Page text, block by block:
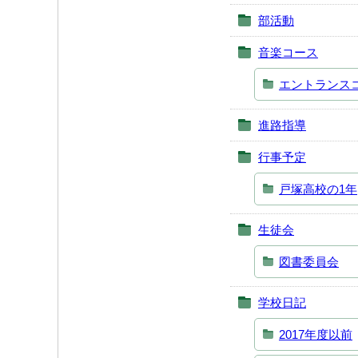
部活動
音楽コース
エントランス
進路指導
行事予定
戸塚高校の1年
生徒会
図書委員会
学校日記
2017年度以前